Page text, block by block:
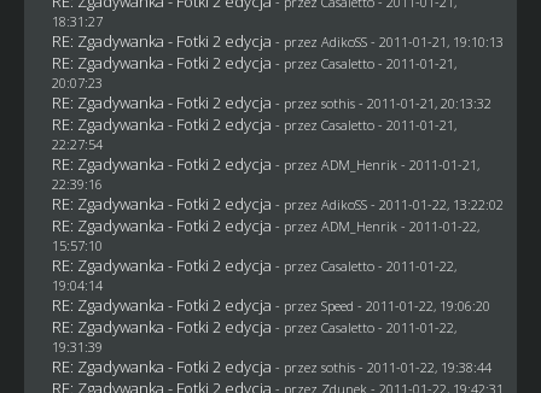
18:31:27
RE: Zgadywanka - Fotki 2 edycja - przez AdikoSS - 2011-01-21, 19:10:13
RE: Zgadywanka - Fotki 2 edycja - przez Casaletto- 2011-01-21,
20:07:23
RE: Zgadywanka - Fotki 2 edycja - przez sothis- 2011-01-21, 20:13:32
RE: Zgadywanka - Fotki 2 edycja - przez Casaletto- 2011-01-21,
22:27:54
RE: Zgadywanka - Fotki 2 edycja - przez ADM_Henrik - 2011-01-21,
22:39:16
RE: Zgadywanka - Fotki 2 edycja - przez AdikoSS - 2011-01-22, 13:22:02
RE: Zgadywanka - Fotki 2 edycja - przez ADM_Henrik - 2011-01-22,
15:57:10
RE: Zgadywanka - Fotki 2 edycja - przez Casaletto- 2011-01-22,
19:04:14
RE: Zgadywanka - Fotki 2 edycja - przez Speed - 2011-01-22, 19:06:20
RE: Zgadywanka - Fotki 2 edycja - przez Casaletto- 2011-01-22,
19:31:39
RE: Zgadywanka - Fotki 2 edycja - przez sothis- 2011-01-22, 19:38:44
RE: Zgadywanka - Fotki 2 edycja - przez Zdunek - 2011-01-22, 19:42:31